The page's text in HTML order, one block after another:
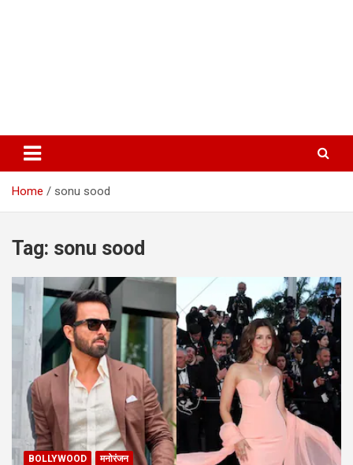
Home sonu sood
Tag: sonu sood
BOLLYWOOD मनोरंजन